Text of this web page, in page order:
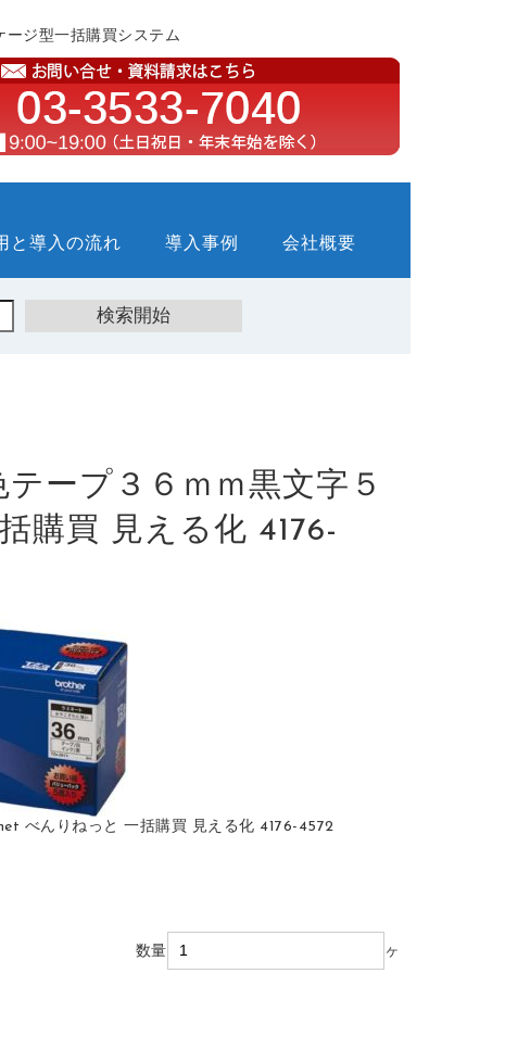
ジ型一括購買システム
と導入の流れ 導入事例 会社概要
ープ３６ｍｍ黒文字５
購買 見える化 4176-
べんりねっと 一括購買 見える化 4176-4572
数量 ヶ